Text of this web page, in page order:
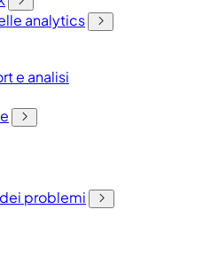
analytics
e analisi
problemi